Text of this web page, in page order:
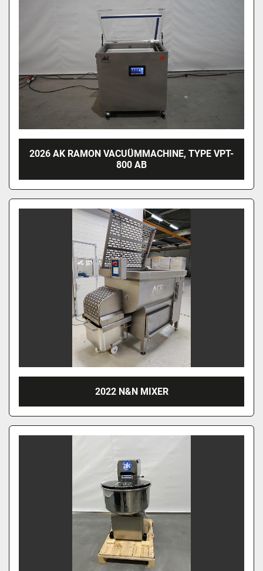
2026 AK RAMON VACUÜMMACHINE, TYPE VPT-
800 AB
2022 N&N MIXER